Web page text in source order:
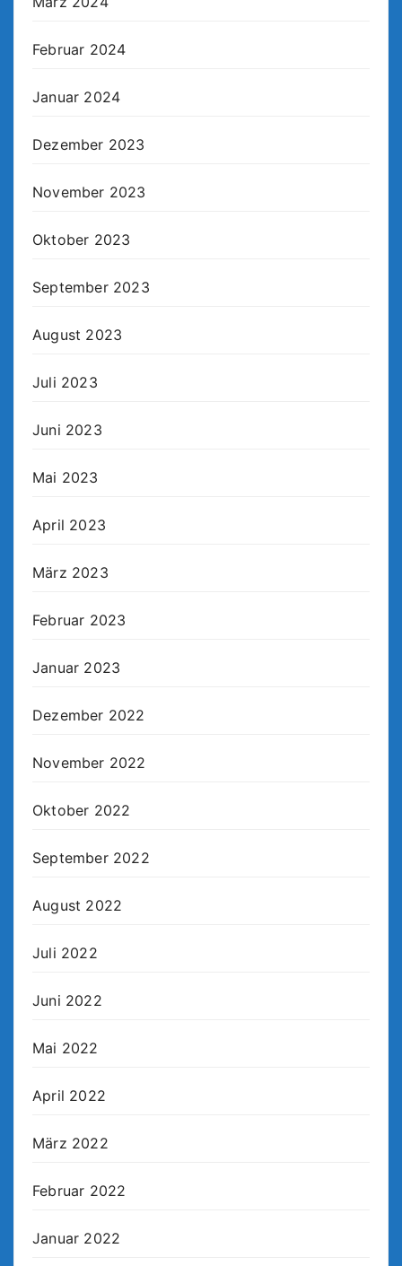
Februar 2024
Januar 2024
Dezember 2023
November 2023
Oktober 2023
September 2023
August 2023
Juli 2023
Juni 2023
Mai 2023
April 2023
März 2023
Februar 2023
Januar 2023
Dezember 2022
November 2022
Oktober 2022
September 2022
August 2022
Juli 2022
Juni 2022
Mai 2022
April 2022
März 2022
Februar 2022
Januar 2022